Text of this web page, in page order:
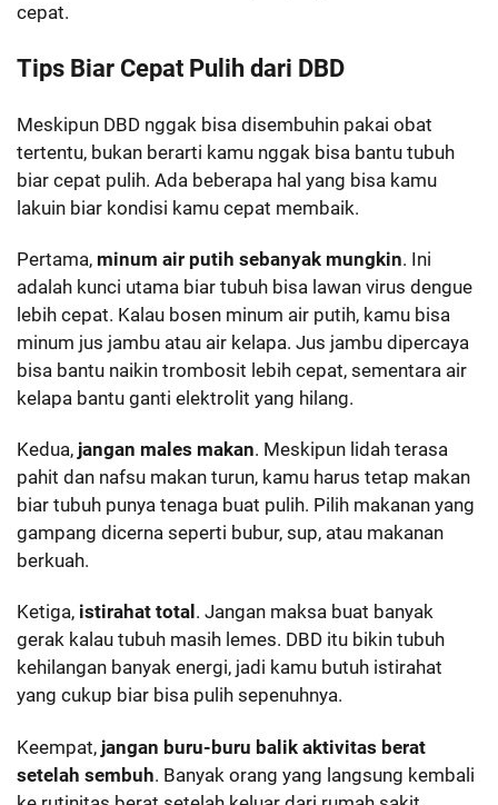
cepat.
Tips Biar Cepat Pulih dari DBD
Meskipun DBD nggak bisa disembuhin pakai obat
tertentu, bukan berarti kamu nggak bisa bantu tubuh
biar cepat pulih. Ada beberapa hal yang bisa kamu
lakuin biar kondisi kamu cepat membaik.
Pertama, minum air putih sebanyak mungkin. Ini
adalah kunci utama biar tubuh bisa lawan virus dengue
lebih cepat. Kalau bosen minum air putih, kamu bisa
minum jus jambu atau air kelapa. Jus jambu dipercaya
bisa bantu naikin trombosit lebih cepat, sementara air
kelapa bantu ganti elektrolit yang hilang.
Kedua, jangan males makan. Meskipun lidah terasa
pahit dan nafsu makan turun, kamu harus tetap makan
biar tubuh punya tenaga buat pulih. Pilih makanan yang
gampang dicerna seperti bubur, sup, atau makanan
berkuah.
Ketiga, istirahat total . Jangan maksa buat banyak
gerak kalau tubuh masih lemes. DBD itu bikin tubuh
kehilangan banyak energi, jadi kamu butuh istirahat
yang cukup biar bisa pulih sepenuhnya.
Keempat, jangan buru-buru balik aktivitas berat
setelah sembuh. Banyak orang yang langsung kembali